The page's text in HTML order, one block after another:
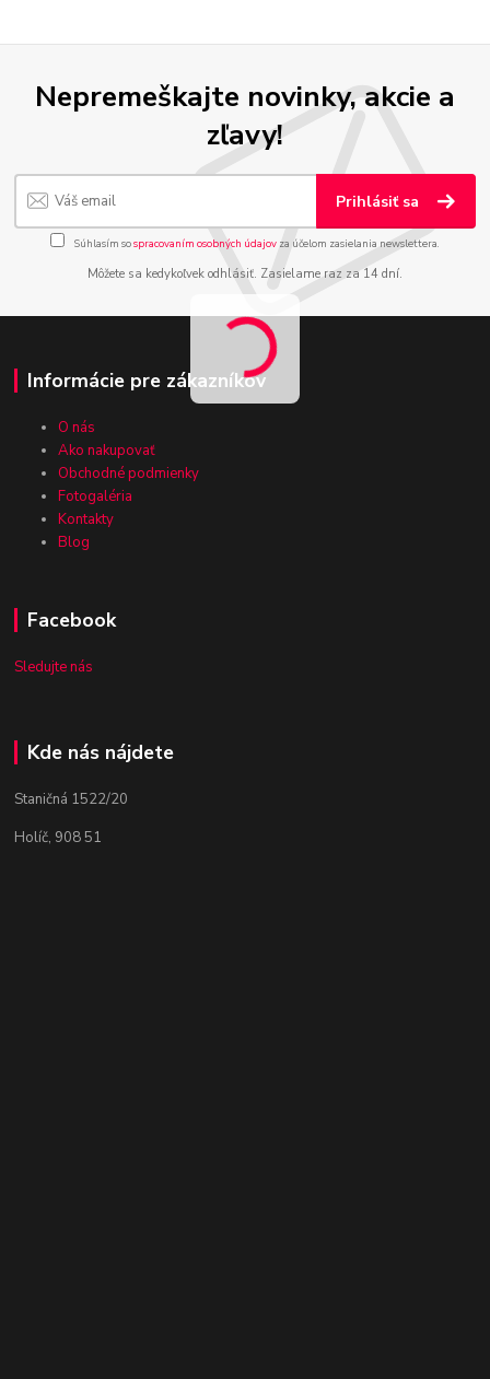
Nepremeškajte novinky, akcie a
zľavy!
Prihlásiť sa
Súhlasím sospracovaním osobných údajov za účelom zasielania newslettera.
Môžete sa kedykoľvek odhlásiť. Zasielame raz za 14 dní.
Informácie pre zákazníkov
O nás
Ako nakupovať
Obchodné podmienky
Fotogaléria
Kontakty
Blog
Facebook
Sledujte nás
Kde nás nájdete
Staničná 1522/20
Holíč, 908 51